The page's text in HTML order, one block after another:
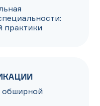
практики
обширной